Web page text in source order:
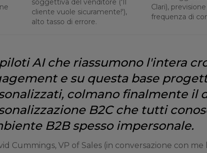
soggettiva del venditore ('Il
cliente vuole sicuramente!'),
alto tasso di errore.
Clari),
frequenza di
AI che riassumono l'intera
e su questa base
colmano finalmente il
B2C che tutti
B2B spesso impersonale.
Cummings, VP of Sales (in conversazione con me